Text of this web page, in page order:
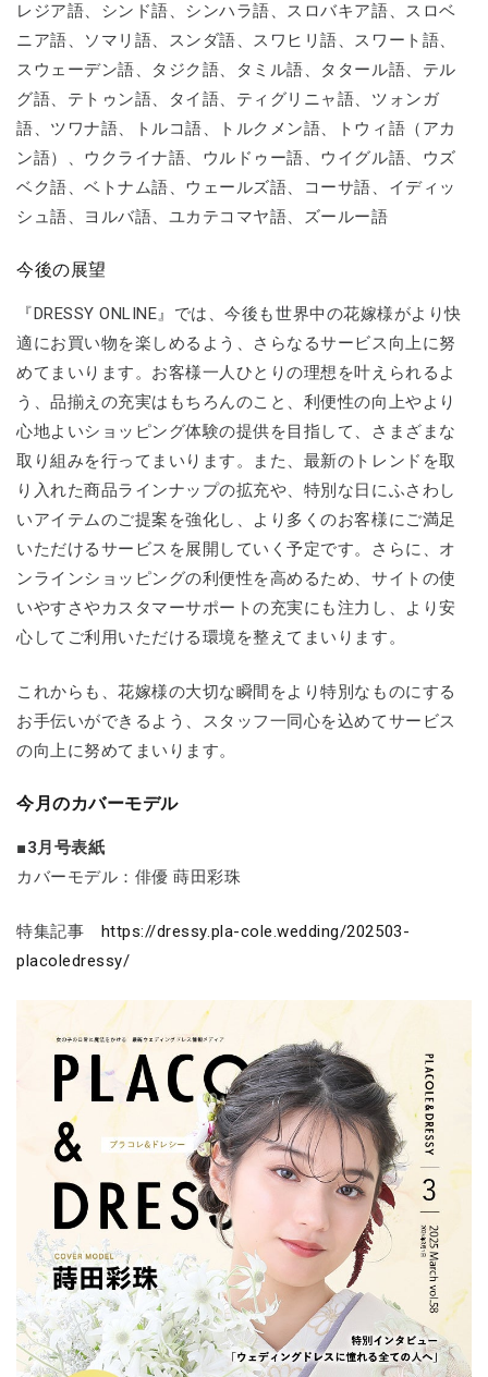
レジア語、シンド語、シンハラ語、スロバキア語、スロベ
ニア語、ソマリ語、スンダ語、スワヒリ語、スワート語、
スウェーデン語、タジク語、タミル語、タタール語、テル
グ語、テトゥン語、タイ語、ティグリニャ語、ツォンガ
語、ツワナ語、トルコ語、トルクメン語、トウィ語（アカ
ン語）、ウクライナ語、ウルドゥー語、ウイグル語、ウズ
ベク語、ベトナム語、ウェールズ語、コーサ語、イディッ
シュ語、ヨルバ語、ユカテコマヤ語、ズールー語
今後の展望
『DRESSY ONLINE』では、今後も世界中の花嫁様がより快
適にお買い物を楽しめるよう、さらなるサービス向上に努
めてまいります。お客様一人ひとりの理想を叶えられるよ
う、品揃えの充実はもちろんのこと、利便性の向上やより
心地よいショッピング体験の提供を目指して、さまざまな
取り組みを行ってまいります。また、最新のトレンドを取
り入れた商品ラインナップの拡充や、特別な日にふさわし
いアイテムのご提案を強化し、より多くのお客様にご満足
いただけるサービスを展開していく予定です。さらに、オ
ンラインショッピングの利便性を高めるため、サイトの使
いやすさやカスタマーサポートの充実にも注力し、より安
心してご利用いただける環境を整えてまいります。
これからも、花嫁様の大切な瞬間をより特別なものにする
お手伝いができるよう、スタッフ一同心を込めてサービス
の向上に努めてまいります。
今月のカバーモデル
■3月号表紙
カバーモデル：俳優 蒔田彩珠
特集記事 https://dressy.pla-cole.wedding/202503-
placoledressy/